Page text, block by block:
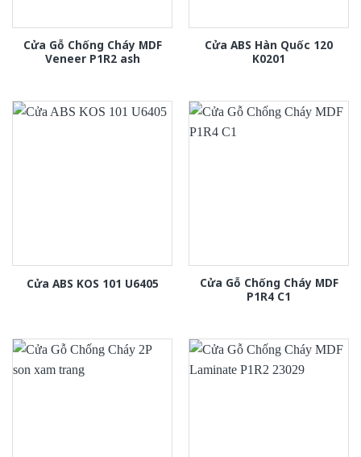
Cửa Gỗ Chống Cháy MDF
Veneer P1R2 ash
Cửa ABS Hàn Quốc 120
K0201
Cửa ABS KOS 101 U6405
Cửa Gỗ Chống Cháy MDF
P1R4 C1